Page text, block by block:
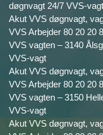
døgnvagt 24/7 VVS-vagt
Akut VVS døgnvagt,
VVS Arbejder 80 20 20
VVS vagten – 3140
VVS-vagt
Akut VVS døgnvagt,
VVS Arbejder 80 20 20
VVS vagten – 3150
VVS-vagt
Akut VVS døgnvagt,